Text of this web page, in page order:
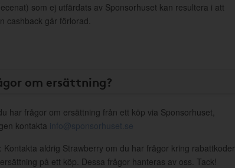
som ej utfärdats av Sponsorhuset kan resultera i att
cashback går förlorad.
om ersättning?
har frågor om ersättning från ett köp via Sponsorhuset,
kontakta info@sponsorhuset.se
: Kontakta aldrig Strawberry om du har frågor kring rabattkoder
på ett köp. Dessa frågor hanteras av oss. Tack!